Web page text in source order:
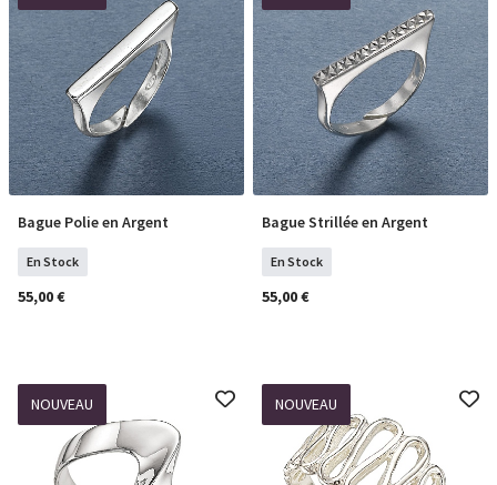
Sélectionner Tailles
Bague Polie en Argent
En Stock
55,00 €
Sélectionner Tailles
Bague Strillée en Argent
En Stock
55,00 €
NOUVEAU NOUVEAU